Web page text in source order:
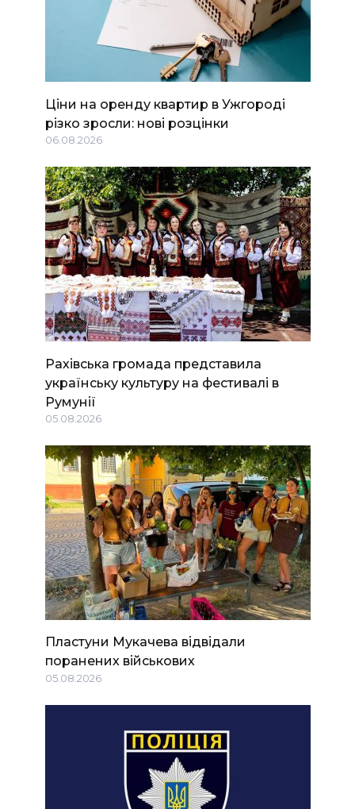
Ціни на оренду квартир в Ужгороді
різко зросли: нові розцінки
06.08.2026
Рахівська громада представила
українську культуру на фестивалі в
Румунії
05.08.2026
Пластуни Мукачева відвідали
поранених військових
05.08.2026